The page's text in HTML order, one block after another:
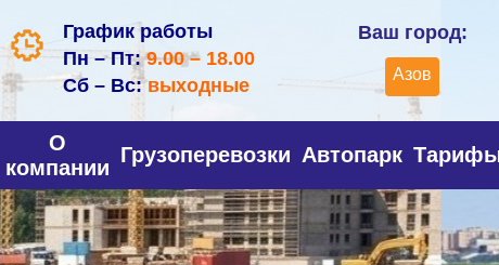
График работы
Пн – Пт:9.00 – 18.00
Сб – Вс:выходные
Ваш город:
Азов
О
компании
Грузоперевозки Автопарк